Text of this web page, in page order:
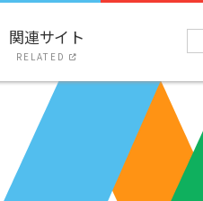
関連サイト
RELATED